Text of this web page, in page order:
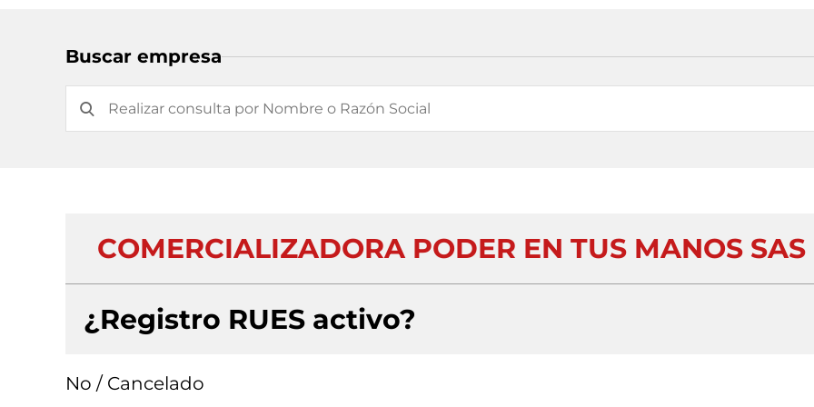
Buscar empresa
COMERCIALIZADORA PODER EN TUS MANOS SAS
¿Registro RUES activo?
No / Cancelado